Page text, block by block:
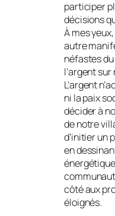
participer
décisions
À mes
autre
néfastes
l’argent
L’argent
ni la paix
décider à
de notre
d’initier un
en
côté aux
éloignés.